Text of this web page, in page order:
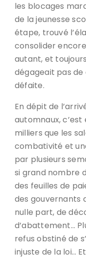
les blocages
de la jeunesse
étape, trouvé
consolider
autant, et
dégageait pas
défaite.
En dépit de
automnaux,
milliers que les
combativité et
par plusieurs
si grand nombre
des feuilles de
des gouvernants
nulle part, de
d’abattement…
refus obstiné de
injuste de la loi…